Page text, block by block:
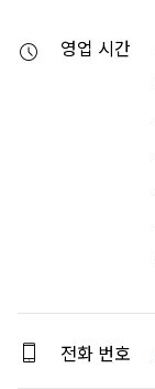
영업 시간
전화 번호